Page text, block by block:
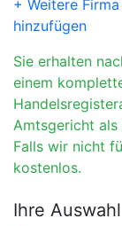
+ Weitere
hinzufügen
Sie erhalten
einem
Amtsgericht als
Falls wir nicht
kostenlos.
Ihre Auswahl